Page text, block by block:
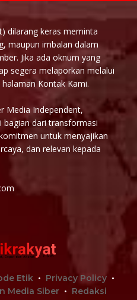
dilarang keras meminta
maupun imbalan dalam
Jika ada oknum yang
segera melaporkan melalui
Kontak Kami.
Media Independent,
bagian dari transformasi
untuk menyajikan
dan relevan kepada
Etik
Privacy Policy
Media Siber Redaksi